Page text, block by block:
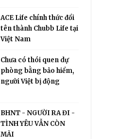
ACE Life chính thức đổi
tên thành Chubb Life tại
Việt Nam
Chưa có thói quen dự
phòng bằng bảo hiểm,
người Việt bị động
BHNT - NGƯỜI RA ĐI -
TÌNH YÊU VẪN CÒN
MÃI